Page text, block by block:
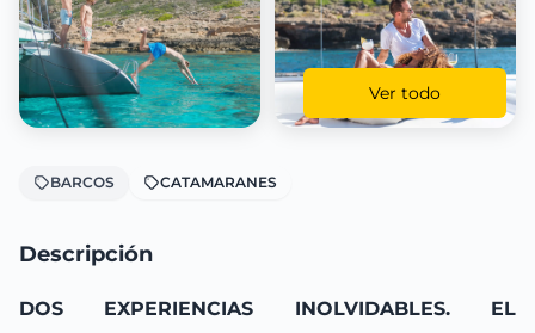
Ver todo
BARCOS CATAMARANES
Descripción
DOS EXPERIENCIAS INOLVIDABLES. EL